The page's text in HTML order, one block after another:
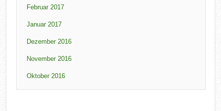
Februar 2017
Januar 2017
Dezember 2016
November 2016
Oktober 2016